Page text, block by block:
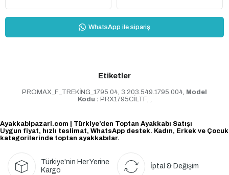
WhatsApp ile sipariş
Etiketler
PROMAX_F_TREKİNG_1795 04 3.203.549.1795.004 Model
Kodu : PRX1795CİLTF
Ayakkabipazari.com | Türkiye’den Toptan Ayakkabı Satışı
Uygun fiyat, hızlı teslimat, WhatsApp destek. Kadın, Erkek ve Çocuk
kategorilerinde toptan ayakkabılar.
Türkiye’nin Her Yerine
Kargo
İptal & Değişim